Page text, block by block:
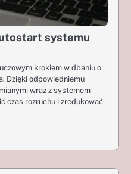
systemu
krokiem w dbaniu o
Dzięki odpowiedniemu
wraz z systemem
czas rozruchu i zredukować